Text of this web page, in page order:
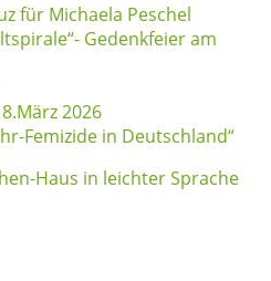
für Michaela Peschel
Gedenkfeier am
2026
Femizide in Deutschland“
Haus in leichter Sprache